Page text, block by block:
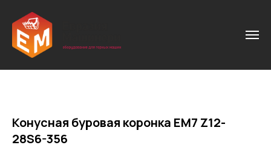
Конусная буровая коронка ЕМ7 Z12-
28S6-356